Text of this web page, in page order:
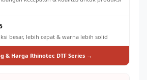
besar, lebih cepat & warna lebih solid
& Harga Rhinotec DTF Series →